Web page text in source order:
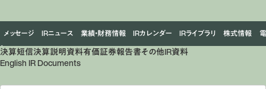
メッセージ IRニュース 業績・財務情報 IRカレンダー IRライブラリ 株式情報
決算短信決算説明資料有価証券報告書その他IR資料
English IR Documents